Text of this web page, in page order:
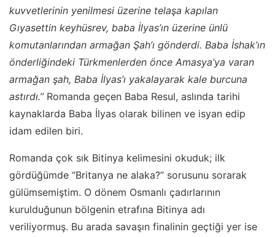
kuvvetlerinin yenilmesi üzerine telaşa kapılan
Gıyasettin keyhüsrev, baba İlyas’ın üzerine ünlü
komutanlarından armağan Şah’ı gönderdi. Baba İshak’ın
önderliğindeki Türkmenlerden önce Amasya’ya varan
armağan şah, Baba İlyas’ı yakalayarak kale burcuna
astırdı.”Romanda geçen Baba Resul, aslında tarihi
kaynaklarda Baba İlyas olarak bilinen ve isyan edip
idam edilen biri.
Romanda çok sık Bitinya kelimesini okuduk; ilk
gördüğümde “Britanya ne alaka?” sorusunu sorarak
gülümsemiştim. O dönem Osmanlı çadırlarının
kurulduğunun bölgenin etrafına Bitinya adı
veriliyormuş. Bu arada savaşın finalinin geçtiği yer ise